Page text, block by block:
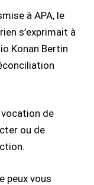
à APA, le
s’exprimait à
Konan Bertin
de
ou de
peux vous